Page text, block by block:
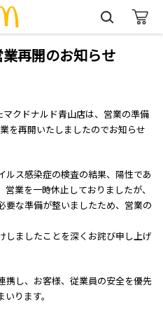
再開のお知らせ
クドナルド青山店は、営業の準備
を再開いたしましたのでお知らせ
ルス感染症の検査の結果、陽性であ
業を一時休止しておりましたが、
要な準備が整いましたため、営業の
しましたことを深くお詫び申し上げ
携し、お客様、従業員の安全を優先
ります。